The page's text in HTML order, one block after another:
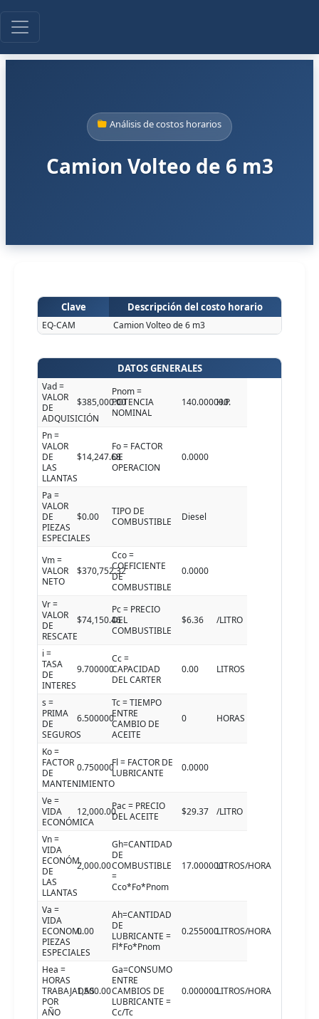
Análisis de costos horarios
Camion Volteo de 6 m3
Clave Descripción del costo horario
EQ-CAM Camion Volteo de 6 m3
DATOS GENERALES
Vad =
VALOR
DE
ADQUISICIÓN
$385,000.00
Pnom =
POTENCIA
NOMINAL
140.000000
H.P.
Pn =
VALOR
DE
LAS
LLANTAS
$14,247.68
Fo = FACTOR
DE
OPERACION
0.0000
Pa =
VALOR
DE
PIEZAS
ESPECIALES
$0.00
TIPO DE
COMBUSTIBLE
Diesel
Vm =
VALOR
NETO
$370,752.32
Cco =
COEFICIENTE
DE
COMBUSTIBLE
0.0000
Vr =
VALOR
DE
RESCATE
$74,150.46
Pc = PRECIO
DEL
COMBUSTIBLE
$6.36 /LITRO
i =
TASA
DE
INTERES
9.700000
Cc =
CAPACIDAD
DEL CARTER
0.00 LITROS
s =
PRIMA
DE
SEGUROS
6.500000
Tc = TIEMPO
ENTRE
CAMBIO DE
ACEITE
0 HORAS
Ko =
FACTOR
DE
MANTENIMIENTO
0.750000Fl = FACTOR DE
LUBRICANTE
0.0000
Ve =
VIDA
ECONÓMICA
12,000.00Pac = PRECIO
DEL ACEITE
$29.37 /LITRO
Vn =
VIDA
ECONÓM.
DE
LAS
LLANTAS
2,000.00
Gh=CANTIDAD
DE
COMBUSTIBLE
=
Cco*Fo*Pnom
17.000000LITROS/HORA
Va =
VIDA
ECONOM.
PIEZAS
ESPECIALES
0.00
Ah=CANTIDAD
DE
LUBRICANTE =
Fl*Fo*Pnom
0.255000LITROS/HORA
Hea =
HORAS
TRABAJADAS
POR
AÑO
1,500.00
Ga=CONSUMO
ENTRE
CAMBIOS DE
LUBRICANTE =
Cc/Tc
0.000000LITROS/HORA